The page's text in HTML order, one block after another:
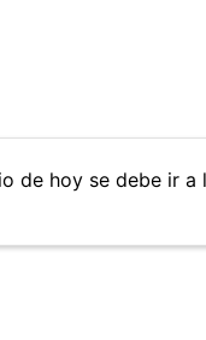
de hoy se debe ir a